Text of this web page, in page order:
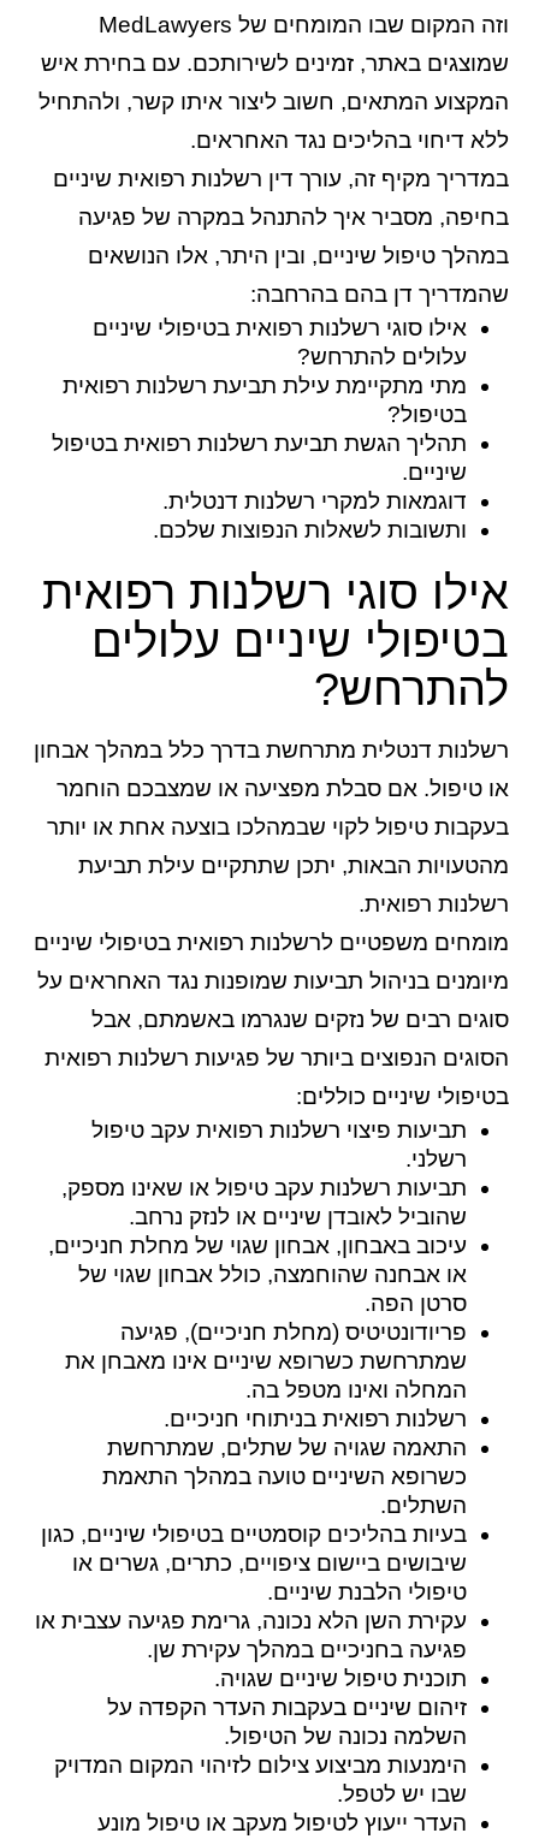
וזה המקום שבו המומחים של MedLawyers
שמוצגים באתר, זמינים לשירותכם. עם בחירת איש
המקצוע המתאים, חשוב ליצור איתו קשר, ולהתחיל
ללא דיחוי בהליכים נגד האחראים.
במדריך מקיף זה, עורך דין רשלנות רפואית שיניים
בחיפה, מסביר איך להתנהל במקרה של פגיעה
במהלך טיפול שיניים, ובין היתר, אלו הנושאים
שהמדריך דן בהם בהרחבה:
אילו סוגי רשלנות רפואית בטיפולי שיניים
עלולים להתרחש?
מתי מתקיימת עילת תביעת רשלנות רפואית
בטיפול?
תהליך הגשת תביעת רשלנות רפואית בטיפול
שיניים.
דוגמאות למקרי רשלנות דנטלית.
ותשובות לשאלות הנפוצות שלכם.
אילו סוגי רשלנות רפואית
בטיפולי שיניים עלולים
להתרחש?
רשלנות דנטלית מתרחשת בדרך כלל במהלך אבחון
או טיפול. אם סבלת מפציעה או שמצבכם הוחמר
בעקבות טיפול לקוי שבמהלכו בוצעה אחת או יותר
מהטעויות הבאות, יתכן שתתקיים עילת תביעת
רשלנות רפואית.
מומחים משפטיים לרשלנות רפואית בטיפולי שיניים
מיומנים בניהול תביעות שמופנות נגד האחראים על
סוגים רבים של נזקים שנגרמו באשמתם, אבל
הסוגים הנפוצים ביותר של פגיעות רשלנות רפואית
בטיפולי שיניים כוללים:
תביעות פיצוי רשלנות רפואית עקב טיפול
רשלני.
תביעות רשלנות עקב טיפול או שאינו מספק,
שהוביל לאובדן שיניים או לנזק נרחב.
עיכוב באבחון, אבחון שגוי של מחלת חניכיים,
או אבחנה שהוחמצה, כולל אבחון שגוי של
סרטן הפה.
פריודונטיטיס (מחלת חניכיים), פגיעה
שמתרחשת כשרופא שיניים אינו מאבחן את
המחלה ואינו מטפל בה.
רשלנות רפואית בניתוחי חניכיים.
התאמה שגויה של שתלים, שמתרחשת
כשרופא השיניים טועה במהלך התאמת
השתלים.
בעיות בהליכים קוסמטיים בטיפולי שיניים, כגון
שיבושים ביישום ציפויים, כתרים, גשרים או
טיפולי הלבנת שיניים.
עקירת השן הלא נכונה, גרימת פגיעה עצבית או
פגיעה בחניכיים במהלך עקירת שן.
תוכנית טיפול שיניים שגויה.
זיהום שיניים בעקבות העדר הקפדה על
השלמה נכונה של הטיפול.
הימנעות מביצוע צילום לזיהוי המקום המדויק
שבו יש לטפל.
העדר ייעוץ לטיפול מעקב או טיפול מונע